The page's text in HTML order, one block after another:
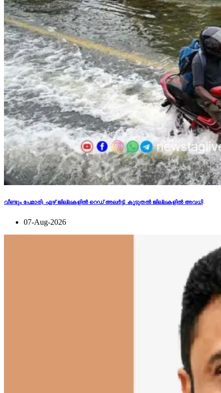
വീണ്ടും പേമാരി; ഏഴ് ജില്ലകളില്‍ റെഡ് അലര്‍ട്ട്; കൂടുതല്‍ ജില്ലകളില്‍ അവധി
07-Aug-2026